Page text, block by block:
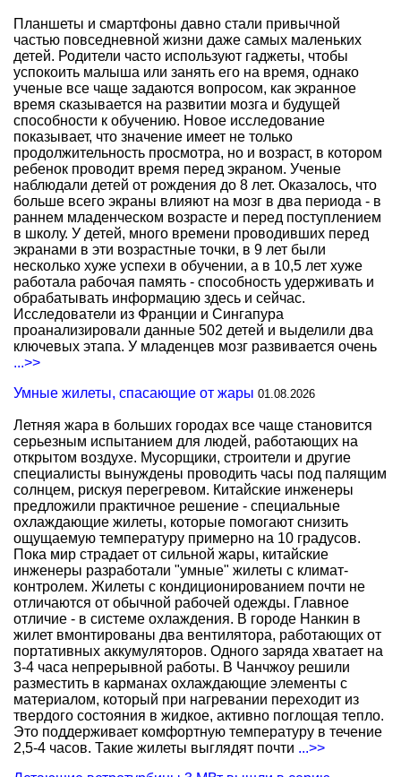
Планшеты и смартфоны давно стали привычной
частью повседневной жизни даже самых маленьких
детей. Родители часто используют гаджеты, чтобы
успокоить малыша или занять его на время, однако
ученые все чаще задаются вопросом, как экранное
время сказывается на развитии мозга и будущей
способности к обучению. Новое исследование
показывает, что значение имеет не только
продолжительность просмотра, но и возраст, в котором
ребенок проводит время перед экраном. Ученые
наблюдали детей от рождения до 8 лет. Оказалось, что
больше всего экраны влияют на мозг в два периода - в
раннем младенческом возрасте и перед поступлением
в школу. У детей, много времени проводивших перед
экранами в эти возрастные точки, в 9 лет были
несколько хуже успехи в обучении, а в 10,5 лет хуже
работала рабочая память - способность удерживать и
обрабатывать информацию здесь и сейчас.
Исследователи из Франции и Сингапура
проанализировали данные 502 детей и выделили два
ключевых этапа. У младенцев мозг развивается очень
...>>
Умные жилеты, спасающие от жары 01.08.2026
Летняя жара в больших городах все чаще становится
серьезным испытанием для людей, работающих на
открытом воздухе. Мусорщики, строители и другие
специалисты вынуждены проводить часы под палящим
солнцем, рискуя перегревом. Китайские инженеры
предложили практичное решение - специальные
охлаждающие жилеты, которые помогают снизить
ощущаемую температуру примерно на 10 градусов.
Пока мир страдает от сильной жары, китайские
инженеры разработали "умные" жилеты с климат-
контролем. Жилеты с кондиционированием почти не
отличаются от обычной рабочей одежды. Главное
отличие - в системе охлаждения. В городе Нанкин в
жилет вмонтированы два вентилятора, работающих от
портативных аккумуляторов. Одного заряда хватает на
3-4 часа непрерывной работы. В Чанчжоу решили
разместить в карманах охлаждающие элементы с
материалом, который при нагревании переходит из
твердого состояния в жидкое, активно поглощая тепло.
Это поддерживает комфортную температуру в течение
2,5-4 часов. Такие жилеты выглядят почти ...>>